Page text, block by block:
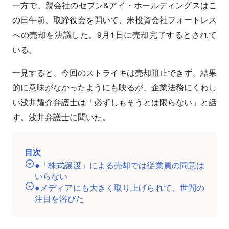
一方で、親会社のセブン&アイ・ホールディングスはこ
の日午前、取締役会を開いて、米投資会社フォートレス
への売却を決議した。9月1日に売却完了するとされて
いる。
一見すると、今回のストライキは売却阻止できず、結果
的に意味がなかったようにも映るが、企業法務にくわし
い浅井耀介弁護士は「必ずしもそうとは限らない」と話
す。浅井弁護士に聞いた。
目次
●「株式譲渡」による売却では従業員の同意は
いらない
●メディアにも大きく取り上げられて、世間の
注目を浴びた